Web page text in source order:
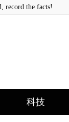
record the facts!
科技